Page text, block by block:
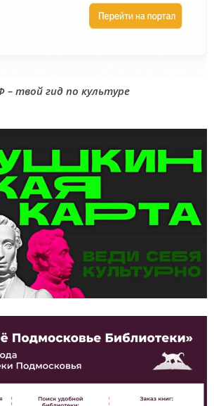
– твой гид по культуре